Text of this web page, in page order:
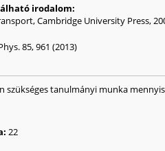
irodalom:
Cambridge University Press,
85, 961 (2013)
szükséges tanulmányi munka
22